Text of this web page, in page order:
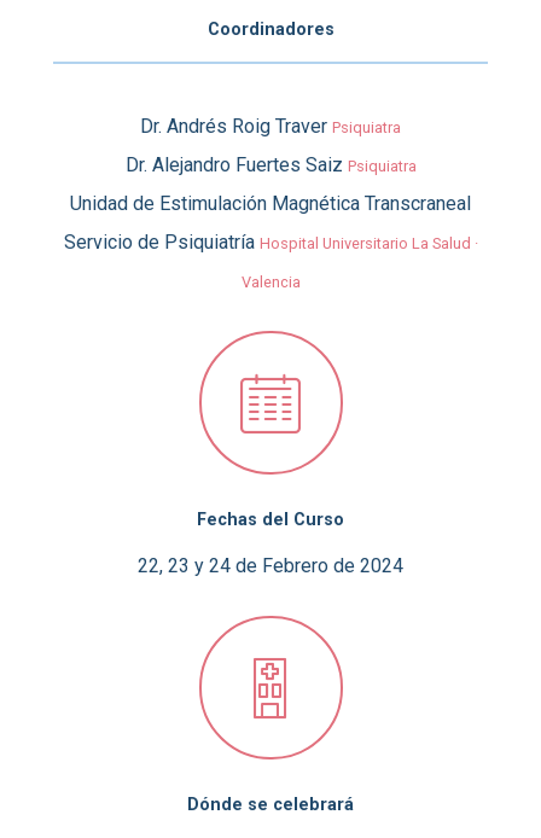
Coordinadores
Dr. Andrés Roig Traver Psiquiatra
Dr. Alejandro Fuertes Saiz Psiquiatra
Unidad de Estimulación Magnética Transcraneal
Servicio de Psiquiatría Hospital Universitario La Salud ·
Valencia
Fechas del Curso
22, 23 y 24 de Febrero de 2024
Dónde se celebrará